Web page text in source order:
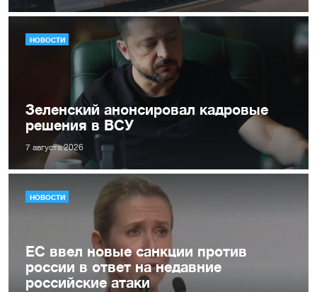
НОВОСТИ
Зеленский анонсировал кадровые
решения в ВСУ
7 августа 2026
НОВОСТИ
ЕС ввел новые санкции против
россии в ответ на недавние
российские атаки